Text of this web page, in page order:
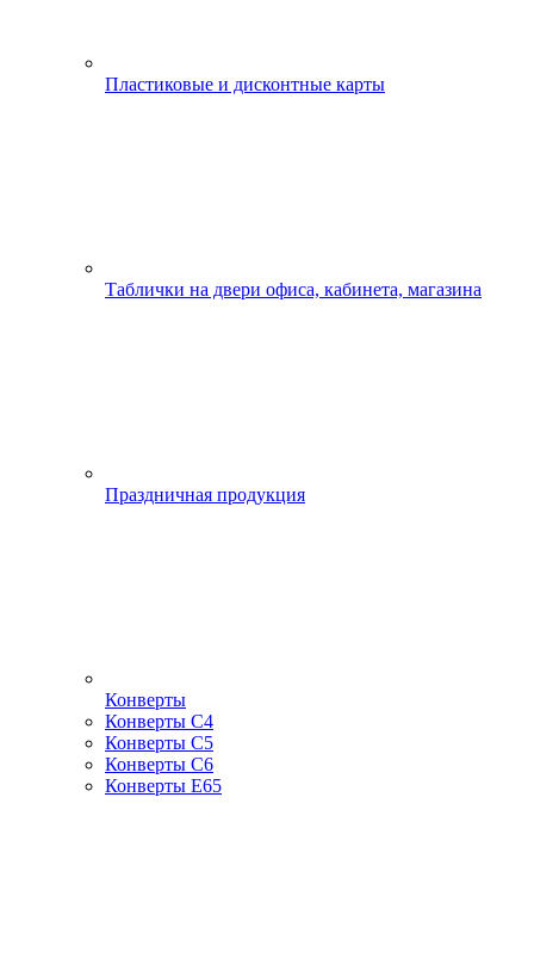
Пластиковые и дисконтные карты
Таблички на двери офиса, кабинета, магазина
Праздничная продукция
Конверты
Конверты С4
Конверты С5
Конверты С6
Конверты Е65